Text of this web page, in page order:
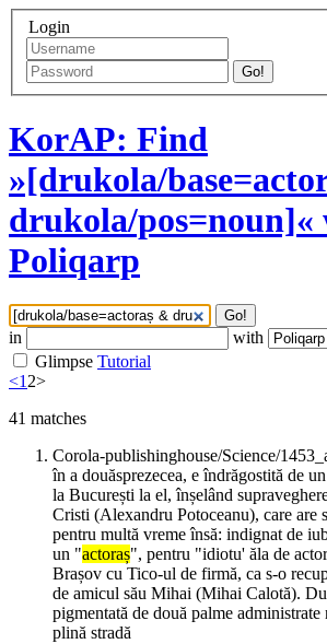
Login
Go!
KorAP: Find
»[drukola/
drukola/pos=noun]«
Poliqarp
Go!
in
with
Glimpse Tutorial
<12>
41 matches
Corola-publishinghouse/Science/
în a douăsprezecea, e îndrăgostită de
la București la el, înșelând
Cristi (Alexandru Potoceanu), care are
pentru multă vreme însă: indignat de
un "actoraș", pentru "idiotu' ăla de
Brașov cu Tico-ul de firmă, ca s-o
de amicul său Mihai (Mihai Calotă).
pigmentată de două palme administrate
plină stradă